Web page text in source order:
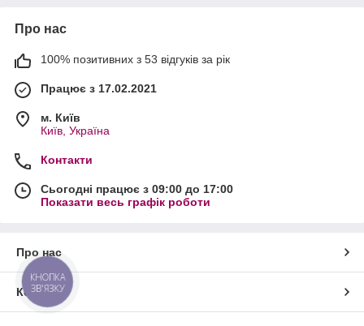
Про нас
100% позитивних з 53 відгуків за рік
Працює з 17.02.2021
м. Київ
Київ, Україна
Контакти
Сьогодні працює з 09:00 до 17:00
Показати весь графік роботи
Про нас
Контакти
КНОПКА
ЗВ'ЯЗКУ